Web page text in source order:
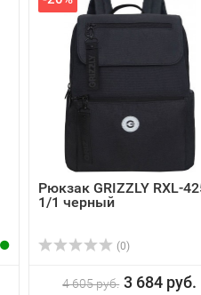
Рюкзак GRIZZLY RXL-
1/1 черный
(0)
4 605 руб. 3 684 руб.